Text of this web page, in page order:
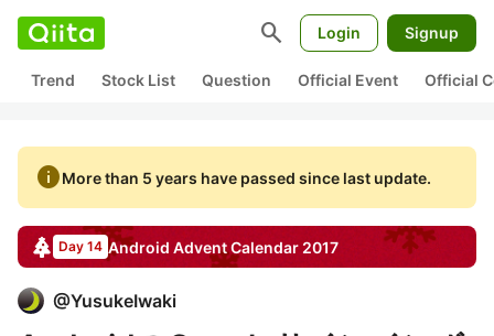
search Login Signup
Trend Stock List Question Official Event Official
infoMore than 5 years have passed since last update.
Day 14 Android Advent Calendar 2017
@YusukeIwaki